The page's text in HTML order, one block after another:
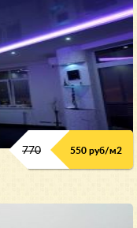
770 550 руб/м2